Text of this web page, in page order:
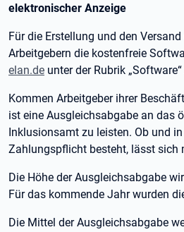
elektronischer Anzeige
Für die Erstellung und den
Arbeitgebern die kostenfreie
elan.de unter der Rubrik
Kommen Arbeitgeber ihrer
ist eine Ausgleichsabgabe an das
Inklusionsamt zu leisten. Ob und
Zahlungspflicht besteht, lässt sich
Die Höhe der Ausgleichsabgabe
Für das kommende Jahr wurden
Die Mittel der Ausgleichsabgabe